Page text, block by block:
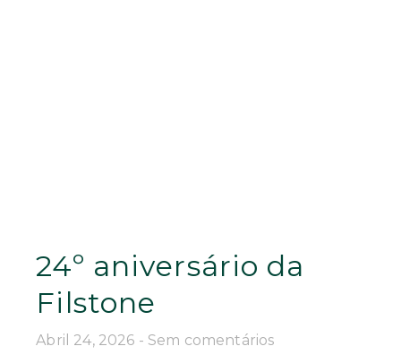
24º aniversário da
Filstone
Abril 24, 2026 Sem comentários